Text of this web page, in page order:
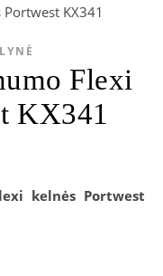
Flexi
KX341
kelnės Portwest